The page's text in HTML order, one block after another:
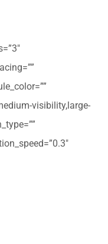
visibility,large-